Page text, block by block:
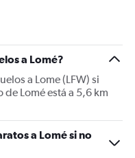
a Lomé?
a Lome (LFW) si
Lomé está a 5,6 km
a Lomé si no